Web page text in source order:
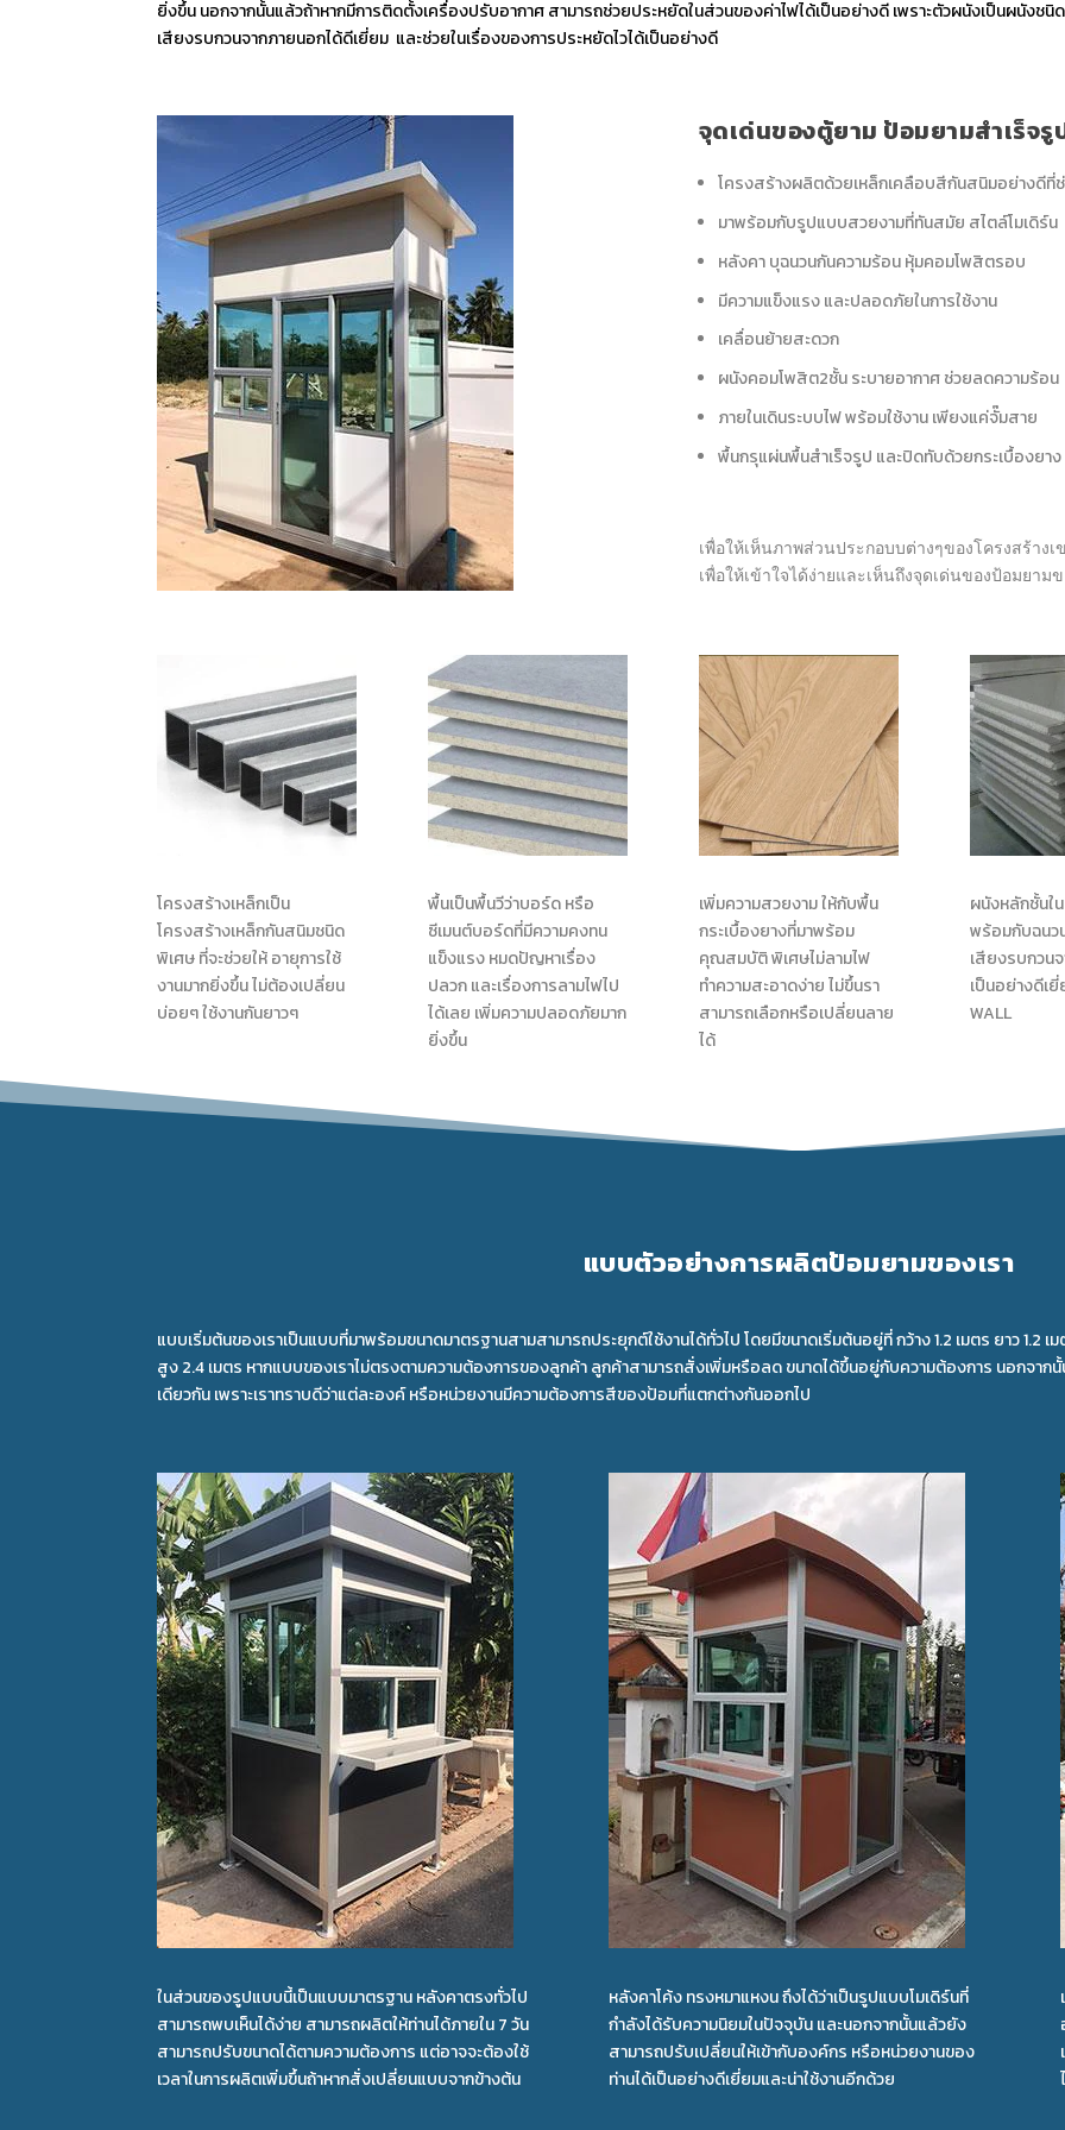
ยิ่งขึ้น นอกจากนั้นแล้วถ้าหากมีการติดตั้งเครื่องปรับอากาศ สามารถช่วยประหยัดในส่วนของค่าไฟได้เป็นอย่างดี เพราะตัวผนังเป็นผนังช
เสียงรบกวนจากภายนอกได้ดีเยี่ยม และช่วยในเรื่องของการประหยัดไวได้เป็นอย่างดี
จุดเด่นของตู้ยาม ป้อมยามสำเร็จรู
โครงสร้างผลิตด้วยเหล็กเคลือบสีกันสนิมอย่างดีที่ช่
มาพร้อมกับรูปแบบสวยงามที่ทันสมัย สไตล์โมเดิร์น
หลังคา บุฉนวนกันความร้อน หุ้มคอมโพสิตรอบ
มีความแข็งแรง และปลอดภัยในการใช้งาน
เคลื่อนย้ายสะดวก
ผนังคอมโพสิต2ชั้น ระบายอากาศ ช่วยลดความร้อน
ภายในเดินระบบไฟ พร้อมใช้งาน เพียงแค่จั๊มสาย
พื้นกรุแผ่นพื้นสำเร็จรูป และปิดทับด้วยกระเบื้องยาง
เพื่อให้เห็นภาพส่วนประกอบบต่างๆของโครงสร้าง
เพื่อให้เข้าใจได้ง่ายและเห็นถึงจุดเด่นของป้อมยาม
โครงสร้างเหล็กเป็น
โครงสร้างเหล็กกันสนิมชนิด
พิเศษ ที่จะช่วยให้ อายุการใช้
งานมากยิ่งขึ้น ไม่ต้องเปลี่ยน
บ่อยๆ ใช้งานกันยาวๆ
พื้นเป็นพื้นวีว่าบอร์ด หรือ
ซีเมนต์บอร์ดที่มีความคงทน
แข็งแรง หมดปัญหาเรื่อง
ปลวก และเรื่องการลามไฟไป
ได้เลย เพิ่มความปลอดภัยมาก
ยิ่งขึ้น
เพิ่มความสวยงาม ให้กับพื้น
กระเบื้องยางที่มาพร้อม
คุณสมบัติ พิเศษไม่ลามไฟ
ทำความสะอาดง่าย ไม่ขึ้นรา
สามารถเลือกหรือเปลี่ยนลาย
ได้
ผนังหลักชั้นใ
พร้อมกับฉนว
เสียงรบกวน
เป็นอย่างดีเ
WALL
แบบตัวอย่างการผลิตป้อมยามของเรา
แบบเริ่มต้นของเราเป็นแบบที่มาพร้อมขนาดมาตรฐานสามสามารถประยุกต์ใช้งานได้ทั่วไป โดยมีขนาดเริ่มต้นอยู่ที่ กว้าง 1.2 เมตร ยาว 1.2 เม
สูง 2.4 เมตร หากแบบของเราไม่ตรงตามความต้องการของลูกค้า ลูกค้าสามารถสั่งเพิ่มหรือลด ขนาดได้ขึ้นอยู่กับความต้องการ นอกจา
เดียวกัน เพราะเราทราบดีว่าแต่ละองค์ หรือหน่วยงานมีความต้องการสีของป้อมที่แตกต่างกันออกไป
ในส่วนของรูปแบบนี้เป็นแบบมาตรฐาน หลังคาตรงทั่วไป
สามารถพบเห็นได้ง่าย สามารถผลิตให้ท่านได้ภายใน 7 วัน
สามารถปรับขนาดได้ตามความต้องการ แต่อาจจะต้องใช้
เวลาในการผลิตเพิ่มขึ้นถ้าหากสั่งเปลี่ยนแบบจากข้างต้น
หลังคาโค้ง ทรงหมาแหงน ถึงได้ว่าเป็นรูปแบบโมเดิร์นที่
กำลังได้รับความนิยมในปัจจุบัน และนอกจากนั้นแล้วยัง
สามารถปรับเปลี่ยนให้เข้ากับองค์กร หรือหน่วยงานของ
ท่านได้เป็นอย่างดีเยี่ยมและน่าใช้งานอีกด้วย